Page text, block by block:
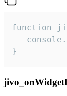
function
}